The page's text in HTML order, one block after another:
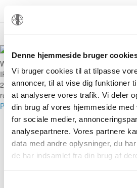
Denne hjemmeside bruger
Vi bruger cookies til at tilpasse
annoncer, til at vise dig funktioner
at analysere vores trafik. Vi deler
din brug af vores hjemmeside med
for sociale medier,
analysepartnere. Vores partnere
data med andre oplysninger, du
de har indsamlet fra din brug af
Menu
We are an active member of the
IFTA.
2020 NORDIC FUNERAL. CVR.
reserved.
Privacy Policy
My Account View cart
SHOPPING CART IS
You have no items in your shopping